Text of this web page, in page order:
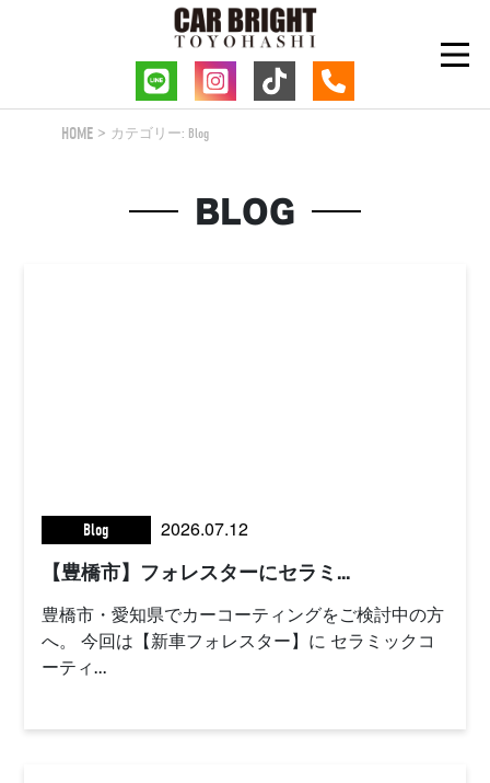
HOME カテゴリー: Blog
BLOG
Blog 2026.07.12
【豊橋市】フォレスターにセラミ...
豊橋市・愛知県でカーコーティングをご検討中の方
へ。 今回は【新車フォレスター】に セラミックコ
ーティ...